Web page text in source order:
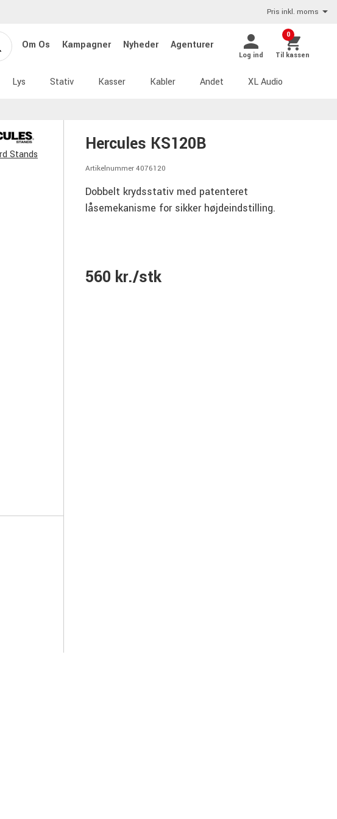
Pris inkl. moms
Om Os Kampagner Nyheder Agenturer
Log ind
0
Til kassen
Lys Stativ Kasser Kabler Andet XL Audio
Stands Hercules KS120B
Artikelnummer 4076120
Dobbelt krydsstativ med patenteret
låsemekanisme for sikker højdeindstilling.
560 kr./stk